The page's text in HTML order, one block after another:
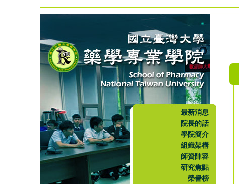
最新消息
院長的話
學院簡介
組織架構
師資陣容
研究焦點
榮譽榜